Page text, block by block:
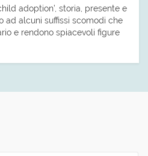
adoption’, storia, presente e
ad alcuni suffissi scomodi che
e rendono spiacevoli figure